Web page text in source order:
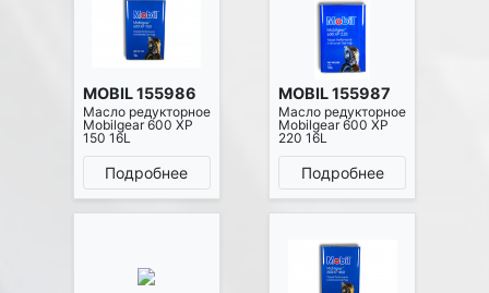
MOBIL 155986
Масло редукторное
Mobilgear 600 XP
150 16L
Подробнее
MOBIL 155987
Масло редукторное
Mobilgear 600 XP
220 16L
Подробнее